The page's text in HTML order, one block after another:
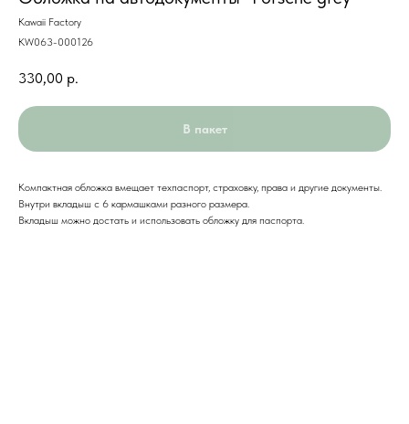
Kawaii Factory
KW063-000126
330,00 р.
В пакет
Компактная обложка вмещает техпаспорт, страховку, права и другие документы.
Внутри вкладыш с 6 кармашками разного размера.
Вкладыш можно достать и использовать обложку для паспорта.